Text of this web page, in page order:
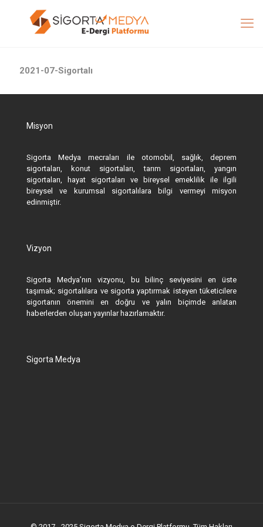
2021-07-Sigortalı
Misyon
Sigorta Medya mecraları ile otomobil, sağlık, deprem
sigortaları, konut sigortaları, tarım sigortaları, yangın
sigortaları, hayat sigortaları ve bireysel emeklilik ile ilgili
bireysel ve kurumsal sigortalılara bilgi vermeyi misyon
edinmiştir.
Vizyon
Sigorta Medya’nın vizyonu, bu bilinç seviyesini en üste
taşımak; sigortalılara ve sigorta yaptırmak isteyen tüketicilere
sigortanın önemini en doğru ve yalın biçimde anlatan
haberlerden oluşan yayınlar hazırlamaktır.
Sigorta Medya